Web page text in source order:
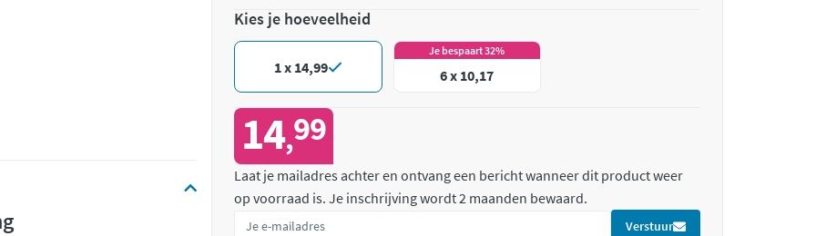
Kies je hoeveelheid
1 x 14,99
Je bespaart 32%
6 x 10,17
14,99
Laat je mailadres achter en ontvang een bericht wanneer dit product weer
op voorraad is. Je inschrijving wordt 2 maanden bewaard.
Verstuur